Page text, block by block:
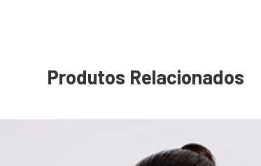
Produtos Relacionados